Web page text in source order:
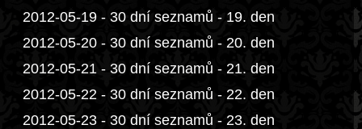
2012-05-19 - 30 dní seznamů - 19. den
2012-05-20 - 30 dní seznamů - 20. den
2012-05-21 - 30 dní seznamů - 21. den
2012-05-22 - 30 dní seznamů - 22. den
2012-05-23 - 30 dní seznamů - 23. den